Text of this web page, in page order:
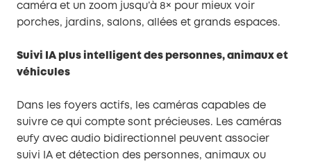
caméra et un zoom jusqu’à 8× pour mieux voir
porches, jardins, salons, allées et grands espaces.
Suivi IA plus intelligent des personnes, animaux et
véhicules
Dans les foyers actifs, les caméras capables de
suivre ce qui compte sont précieuses. Les caméras
eufy avec audio bidirectionnel peuvent associer
suivi IA et détection des personnes, animaux ou